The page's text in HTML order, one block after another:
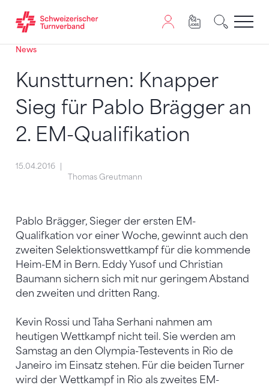
Zum Inhalt springen
Zur Sitemap navigieren
Zum Navigieren dieser Seite wird JavaScript benötigt.
News
Kunstturnen: Knapper
Sieg für Pablo Brägger an
2. EM-Qualifikation
15.04.2016
Thomas Greutmann
Pablo Brägger, Sieger der ersten EM-
Qualifkation vor einer Woche, gewinnt auch den
zweiten Selektionswettkampf für die kommende
Heim-EM in Bern. Eddy Yusof und Christian
Baumann sichern sich mit nur geringem Abstand
den zweiten und dritten Rang.
Kevin Rossi und Taha Serhani nahmen am
heutigen Wettkampf nicht teil. Sie werden am
Samstag an den Olympia-Testevents in Rio de
Janeiro im Einsatz stehen. Für die beiden Turner
wird der Wettkampf in Rio als zweites EM-